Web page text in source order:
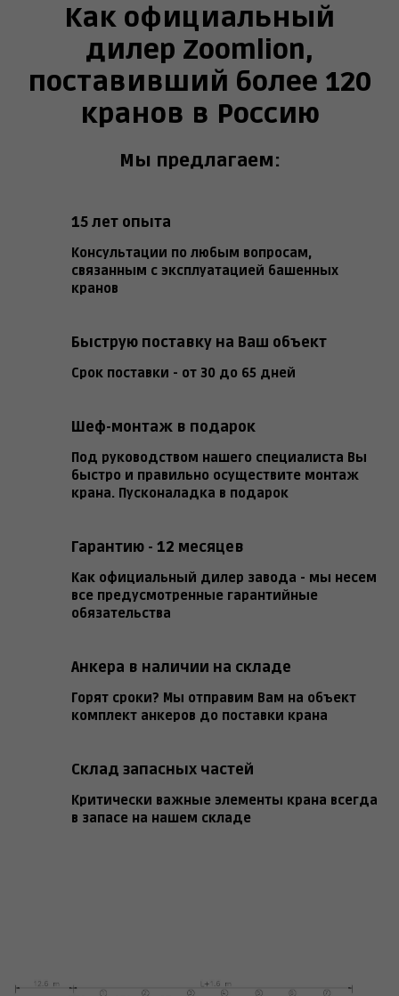
Как официальный
дилер Zoomlion,
поставивший более 120
кранов в Россию
Мы предлагаем:
15 лет опыта
Консультации по любым вопросам,
связанным с эксплуатацией башенных
кранов
Быструю поставку на Ваш объект
Срок поставки - от 30 до 65 дней
Шеф-монтаж в подарок
Под руководством нашего специалиста Вы
быстро и правильно осуществите монтаж
крана. Пусконаладка в подарок
Гарантию - 12 месяцев
Как официальный дилер завода - мы несем
все предусмотренные гарантийные
обязательства
Анкера в наличии на складе
Горят сроки? Мы отправим Вам на объект
комплект анкеров до поставки крана
Склад запасных частей
Критически важные элементы крана всегда
в запасе на нашем складе